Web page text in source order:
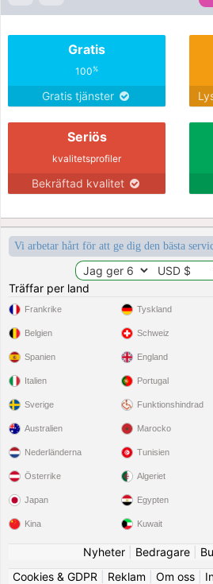
Gratis
100%
Gratis tjänster
Seriös
kvalitetsprofiler
Bekräftad kvalitet
Vi arbetar hårt för att ge dig den bästa
Träffar per land
Frankrike
Belgien
Spanien
Italien
Sverige
Tyskland
Schweiz
England
Portugal
Funktionshindrad
Australien
Nederländerna
Österrike
Japan
Kina
Marocko
Tunisien
Algeriet
Egypten
Kuwait
Nyheter| Bedragare|
Cookies & GDPR
Reklam Om oss|